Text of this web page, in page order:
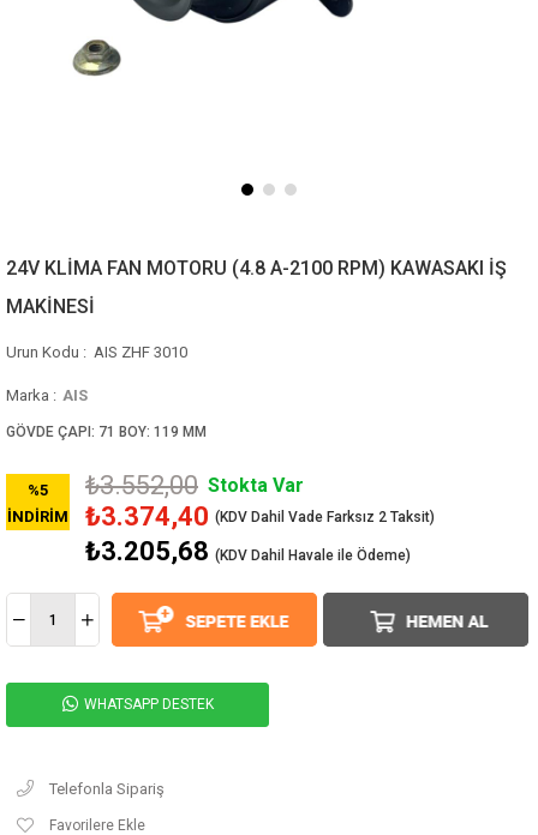
24V KLİMA FAN MOTORU (4.8 A-2100 RPM) KAWASAKI İŞ
MAKİNESİ
AIS ZHF 3010
Marka : AIS
GÖVDE ÇAPI: 71 BOY: 119 MM
%5
İNDIRIM
₺3.552,00 Stokta Var
₺3.374,40
₺3.205,68 (KDV Dahil Havale ile Ödeme)
WHATSAPP DESTEK
Telefonla Sipariş
Favorilere Ekle